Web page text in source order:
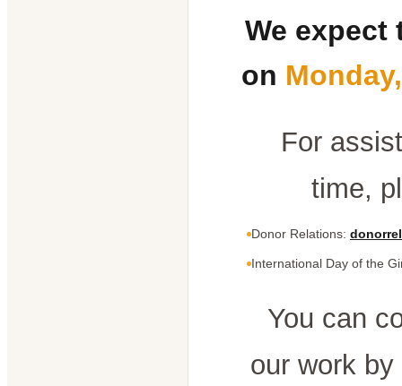
We expect
on
For
time,
Donor Relations:
International Day of the
You can
our work